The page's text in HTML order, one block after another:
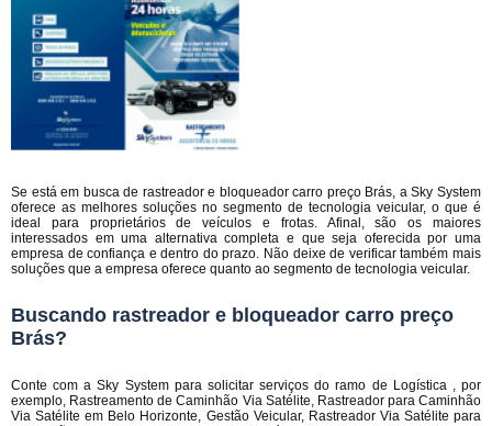
Se está em busca de rastreador e bloqueador carro preço Brás, a Sky System
oferece as melhores soluções no segmento de tecnologia veicular, o que é
ideal para proprietários de veículos e frotas. Afinal, são os maiores
interessados em uma alternativa completa e que seja oferecida por uma
empresa de confiança e dentro do prazo. Não deixe de verificar também mais
soluções que a empresa oferece quanto ao segmento de tecnologia veicular.
Buscando rastreador e bloqueador carro preço
Brás?
Conte com a Sky System para solicitar serviços do ramo de Logística , por
exemplo, Rastreamento de Caminhão Via Satélite, Rastreador para Caminhão
Via Satélite em Belo Horizonte, Gestão Veicular, Rastreador Via Satélite para